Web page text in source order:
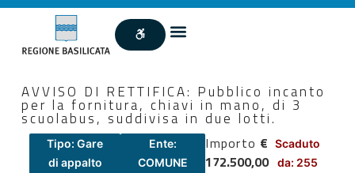
AVVISO DI RETTIFICA: Pubblico incanto
per la fornitura, chiavi in mano, di 3
scuolabus, suddivisa in due lotti.
Tipo: Gare
di appalto
Ente:
COMUNE
Importo €
172.500,00
Scaduto
da: 255